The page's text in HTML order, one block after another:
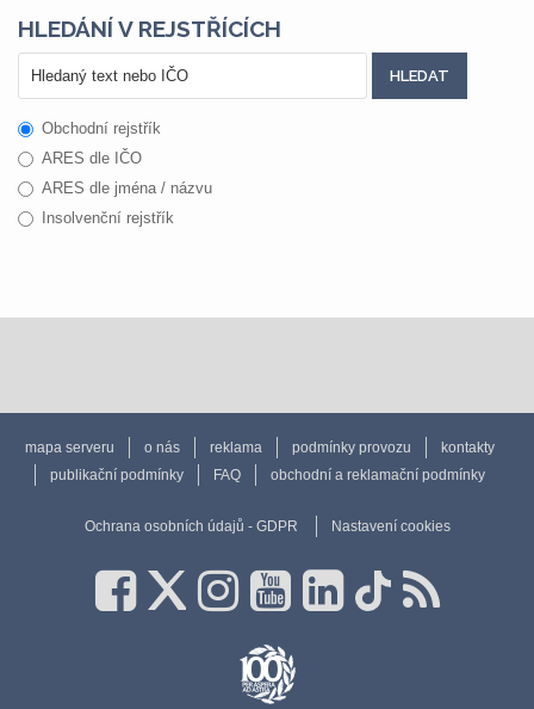
HLEDÁNÍ V REJSTŘÍCÍCH
Obchodní rejstřík
ARES dle IČO
ARES dle jména / názvu
Insolvenční rejstřík
mapa serveru o nás reklama podmínky provozu
kontakty
publikační podmínky
FAQ obchodní a reklamační podmínky
Ochrana osobních údajů - GDPR Nastavení cookies